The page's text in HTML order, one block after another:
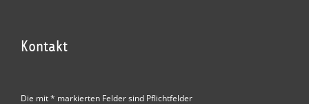
Kontakt
Die mit * markierten Felder sind Pflichtfelder